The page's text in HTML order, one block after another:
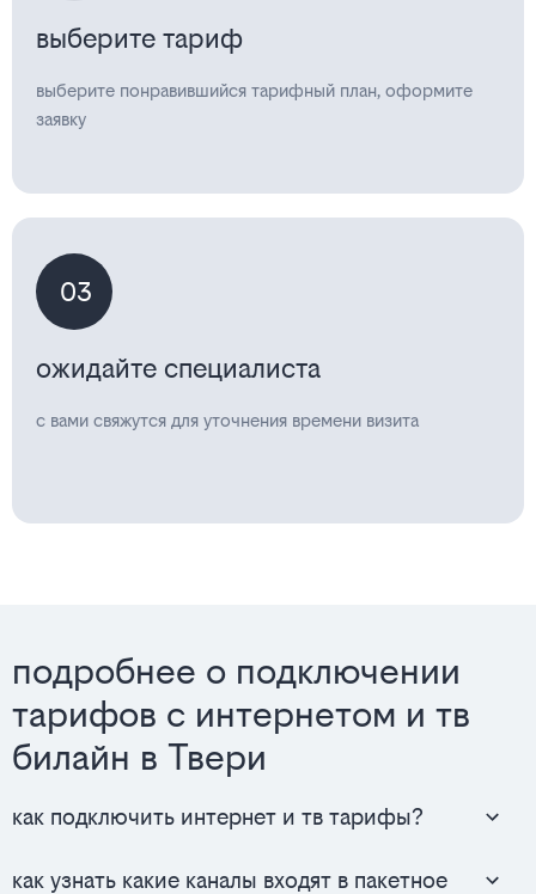
выберите тариф
выберите понравившийся тарифный план, оформите
заявку
03
ожидайте специалиста
с вами свяжутся для уточнения времени визита
подробнее о подключении
тарифов с интернетом и тв
билайн в Твери
как подключить интернет и тв тарифы?
как узнать какие каналы входят в пакетное